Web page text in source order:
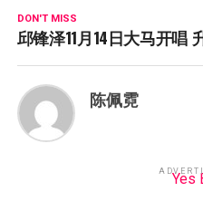
DON'T MISS
邱锋泽11月14日大马开唱
陈佩霓
Yes